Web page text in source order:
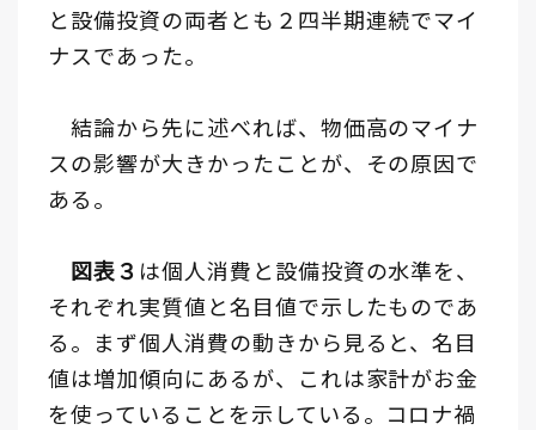
と設備投資の両者とも２四半期連続でマイ
ナスであった。
結論から先に述べれば、物価高のマイナ
スの影響が大きかったことが、その原因で
ある。
図表３ は個人消費と設備投資の水準を、
それぞれ実質値と名目値で示したものであ
る。まず個人消費の動きから見ると、名目
値は増加傾向にあるが、これは家計がお金
を使っていることを示している。コロナ禍